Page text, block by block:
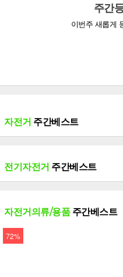
주간
이번주 새롭게
자전거 주간베스트
전기자전거 주간베스트
자전거의류/용품주간베스트
72%